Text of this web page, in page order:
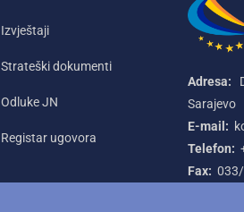
Izvještaji
Strateški dokumenti
Odluke JN
Registar ugovora
Adresa:
Sarajevo
E-mail:
Telefon:
Fax: